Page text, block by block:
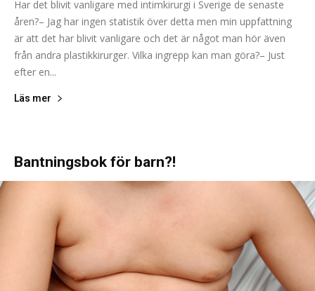
Har det blivit vanligare med intimkirurgi i Sverige de senaste
åren?– Jag har ingen statistik över detta men min uppfattning
är att det har blivit vanligare och det är något man hör även
från andra plastikkirurger. Vilka ingrepp kan man göra?– Just
efter en...
Läs mer
Bantningsbok för barn?!